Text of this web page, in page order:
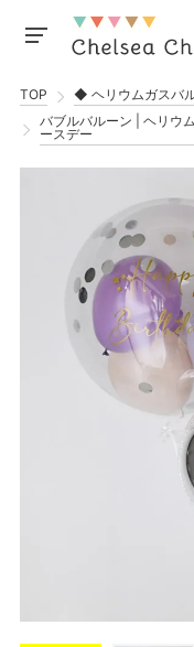
TOP
◆ ヘリウムガスバ
バブルバルーン | ヘリウ
ースデー